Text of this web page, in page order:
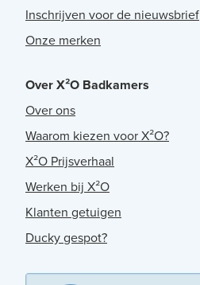
Inschrijven voor de nieuwsbrief
Onze merken
Over X²O Badkamers
Over ons
Waarom kiezen voor X²O?
X²O Prijsverhaal
Werken bij X²O
Klanten getuigen
Ducky gespot?